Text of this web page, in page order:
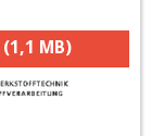
(1,1 MB)